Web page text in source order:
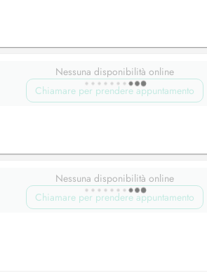
Nessuna disponibilità online
Chiamare per prendere appuntamento
Nessuna disponibilità online
Chiamare per prendere appuntamento